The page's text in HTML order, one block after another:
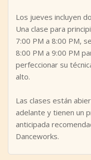
Los jueves incluyen
Una clase para
7:00 PM a 8:00 PM,
8:00 PM a 9:00 PM
perfeccionar su
alto.
Las clases están
adelante y tienen un
anticipada
Danceworks.